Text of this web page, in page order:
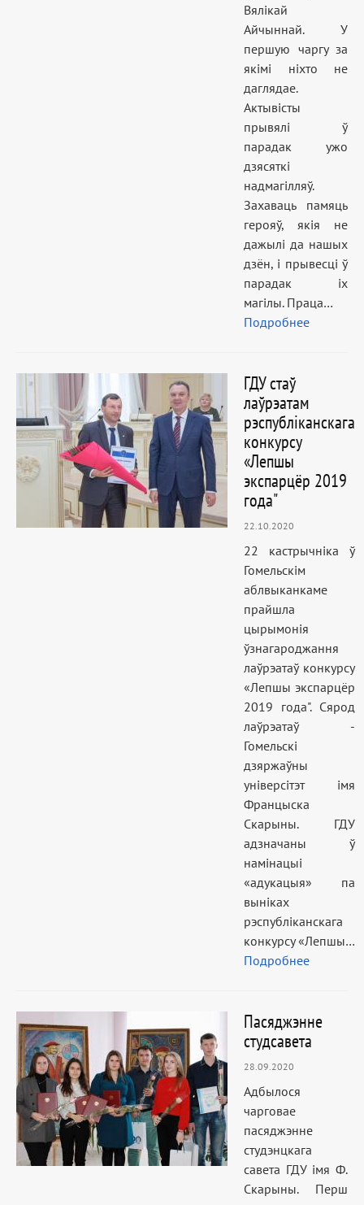
Вялікай
Айчыннай. У
першую чаргу за
якімі ніхто не
даглядае.
Актывісты
прывялі ў
парадак ужо
дзясяткі
надмагілляў.
Захаваць памяць
герояў, якія не
дажылі да нашых
дзён, і прывесці ў
парадак іх
магілы. Праца…
Подробнее
ГДУ стаў
лаўрэатам
рэспубліканскага
конкурсу
«Лепшы
экспарцёр 2019
года"
22.10.2020
22 кастрычніка ў
Гомельскім
аблвыканкаме
прайшла
цырымонія
ўзнагароджання
лаўрэатаў конкурсу
«Лепшы экспарцёр
2019 года". Сярод
лаўрэатаў -
Гомельскі
дзяржаўны
універсітэт імя
Францыска
Скарыны. ГДУ
адзначаны ў
намінацыі
«адукацыя» па
выніках
рэспубліканскага
конкурсу «Лепшы…
Подробнее
Пасяджэнне
студсавета
28.09.2020
Адбылося
чарговае
пасяджэнне
студэнцкага
савета ГДУ імя Ф.
Скарыны. Перш